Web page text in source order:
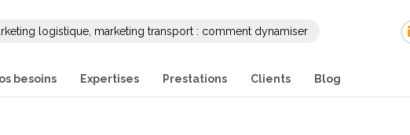
logistique, marketing transport : comment dynamiser
besoins Expertises Prestations Clients Blog